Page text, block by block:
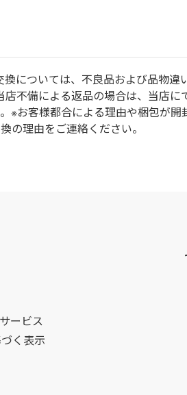
については、不良品および品物
不備による返品の場合は、当店に
お客様都合による理由や梱包が開
の理由をご連絡ください。
ービス
く表示